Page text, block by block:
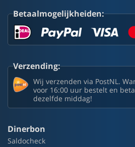
Betaalmogelijkheiden:
Verzending:
Wij verzenden via PostNL.
voor 16:00 uur bestelt en
dezelfde middag!
Dinerbon
Saldocheck